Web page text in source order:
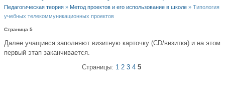
Педагогическая теория » Метод проектов и его использование в школе » Типология
учебных телекоммуникационных проектов
Страница 5
Далее учащиеся заполняют визитную карточку (CD/визитка) и на этом
первый этап заканчивается.
Страницы: 1 2 3 4 5